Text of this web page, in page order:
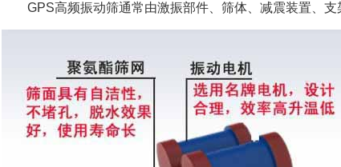
GPS高频振动筛通常由激振部件、筛体、减震装置、支